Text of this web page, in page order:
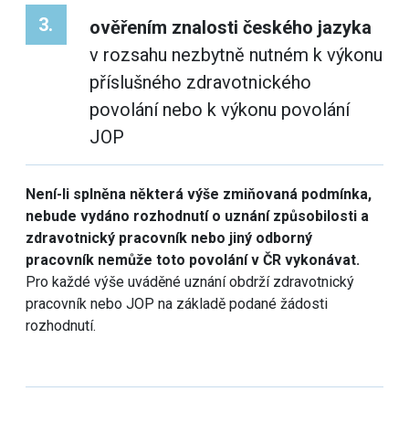
3.
ověřením znalosti českého jazyka
v rozsahu nezbytně nutném k výkonu
příslušného zdravotnického
povolání nebo k výkonu povolání
JOP
Není-li splněna některá výše zmiňovaná podmínka,
nebude vydáno rozhodnutí o uznání způsobilosti a
zdravotnický pracovník nebo jiný odborný
pracovník nemůže toto povolání v ČR vykonávat.
Pro každé výše uváděné uznání obdrží zdravotnický
pracovník nebo JOP na základě podané žádosti
rozhodnutí.